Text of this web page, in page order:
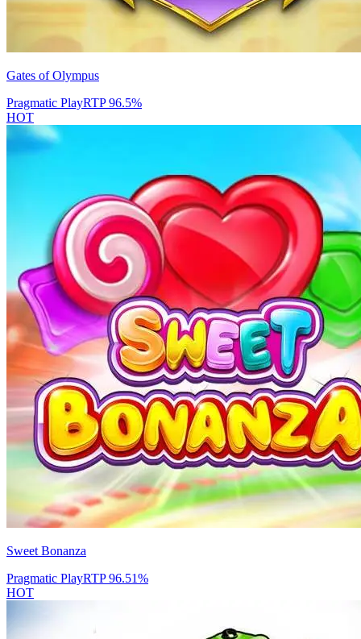
Gates of Olympus
Pragmatic PlayRTP96.5%
HOT
Sweet Bonanza
Pragmatic PlayRTP96.51%
HOT